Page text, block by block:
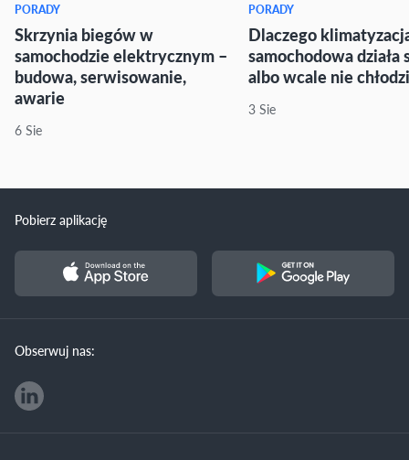
PORADY
Skrzynia biegów w
samochodzie elektrycznym –
budowa, serwisowanie,
awarie
6 Sie
PORADY
Dlaczego
samochodowa działa
albo wcale nie
3 Sie
Pobierz aplikację
Obserwuj nas: